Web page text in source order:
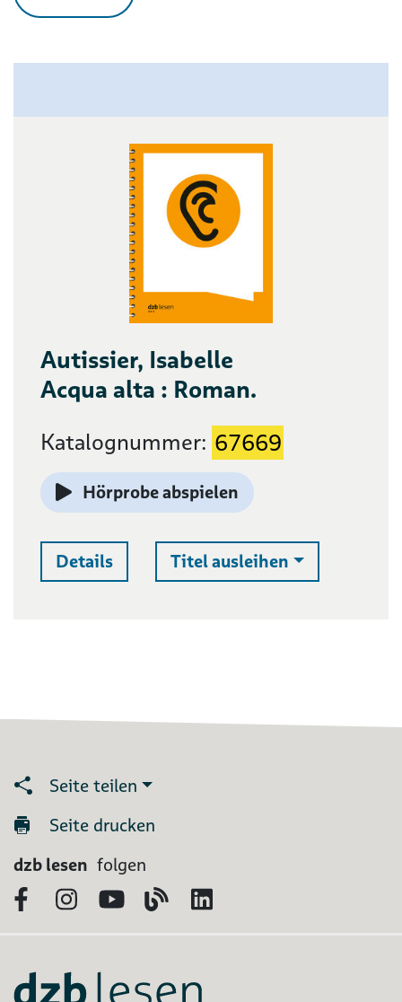
Autissier, Isabelle
Acqua alta : Roman.
Katalognummer: 67669
Hörprobe abspielen
Details Titel ausleihen Auswahlliste
Seite teilen
Seite drucken
dzb lesen folgen
FacebookInstagram
YouTubeBlog